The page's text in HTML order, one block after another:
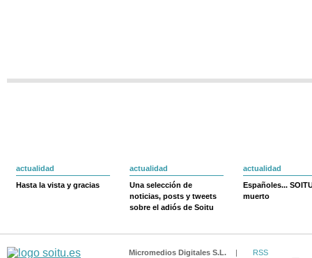
actualidad
Hasta la vista y gracias
actualidad
Una selección de
noticias, posts y tweets
sobre el adiós de Soitu
actualidad
Españoles...
muerto
Micromedios Digitales S.L. |
RSS